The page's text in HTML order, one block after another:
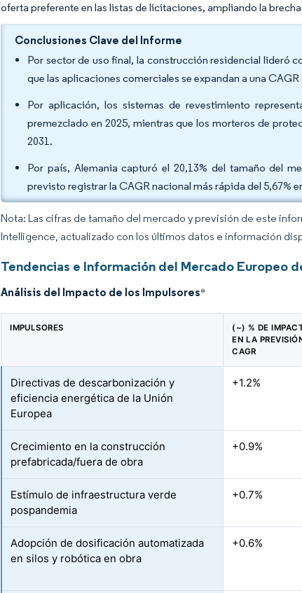
oferta preferente en las listas de licitaciones, ampliando la
Conclusiones Clave del Informe
Por sector de uso final, la construcción residencial lideró
que las aplicaciones comerciales se expandan a una CAGR
Por aplicación, los sistemas de revestimiento
premezclado en 2025, mientras que los morteros de
2031.
Por país, Alemania capturó el 20,13% del tamaño del
previsto registrar la CAGR nacional más rápida del 5,67%
Nota: Las cifras de tamaño del mercado y previsión de este
Intelligence, actualizado con los últimos datos e información
Tendencias e Información del Mercado Europeo
Análisis del Impacto de los Impulsores*
IMPULSORES
(~) % DE
EN LA
CAGR
Directivas de descarbonización y
eficiencia energética de la Unión
Europea
+1.2%
Crecimiento en la construcción
prefabricada/fuera de obra
+0.9%
Estímulo de infraestructura verde
pospandemia
+0.7%
Adopción de dosificación automatizada
en silos y robótica en obra
+0.6%